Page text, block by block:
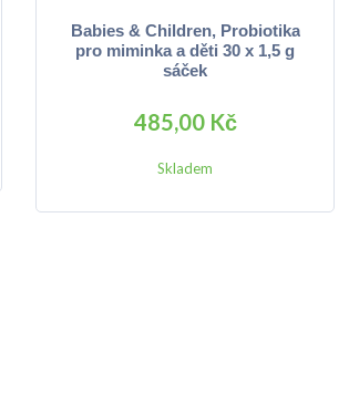
Babies & Children, Probiotika
pro miminka a děti 30 x 1,5 g
sáček
485,00 Kč
Skladem